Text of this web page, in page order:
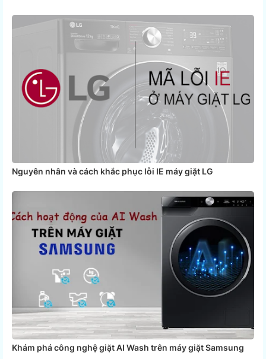
Nguyên nhân và cách khắc phục lỗi IE máy giặt LG
Khám phá công nghệ giặt AI Wash trên máy giặt Samsung